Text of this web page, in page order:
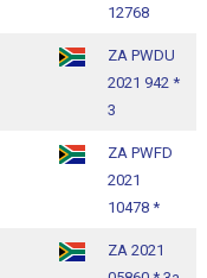
12768
ZA PWDU
2021 942 *
3
ZA PWFD
2021
10478 *
ZA 2021